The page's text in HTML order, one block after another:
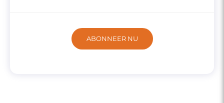
ABONNEER NU